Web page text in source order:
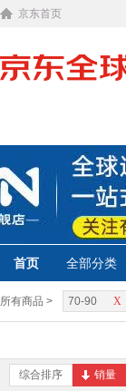
京东首页
首页 全部分类
所有商品 > X
70-90
综合排序 销量